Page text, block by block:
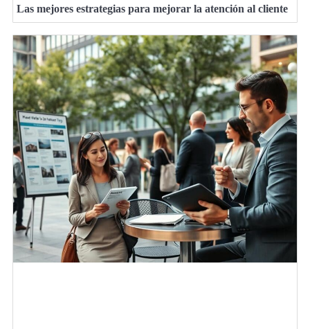
Las mejores estrategias para mejorar la atención al cliente